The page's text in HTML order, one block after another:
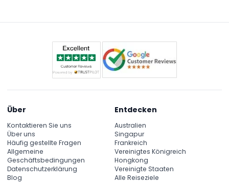
Über
Kontaktieren Sie uns
Über uns
Häufig gestellte Fragen
Allgemeine
Geschäftsbedingungen
Datenschutzerklärung
Blog
Entdecken
Australien
Singapur
Frankreich
Vereinigtes Königreich
Hongkong
Vereinigte Staaten
Alle Reiseziele